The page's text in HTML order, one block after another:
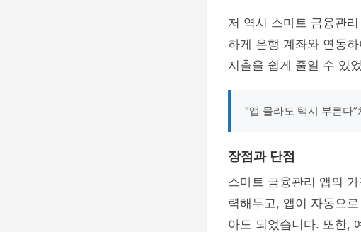
저 역시 스마트 금융관
하게 은행 계좌와 연동하
지출을 쉽게 줄일 수 있
“앱 몰라도 택시 부른다
장점과 단점
스마트 금융관리 앱의
력해두고, 앱이 자동으
아도 되었습니다. 또한,